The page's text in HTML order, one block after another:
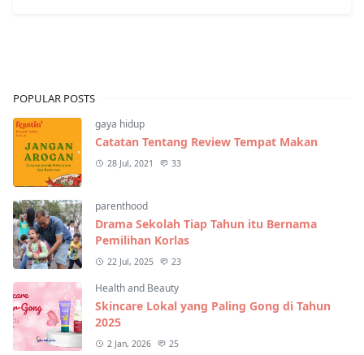
POPULAR POSTS
gaya hidup
Catatan Tentang Review Tempat Makan
28 Jul, 2021 33
parenthood
Drama Sekolah Tiap Tahun itu Bernama
Pemilihan Korlas
22 Jul, 2025 23
Health and Beauty
Skincare Lokal yang Paling Gong di Tahun
2025
2 Jan, 2026 25